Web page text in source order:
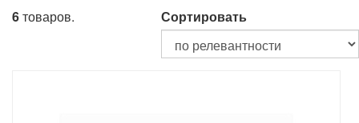
6товаров. Сортировать